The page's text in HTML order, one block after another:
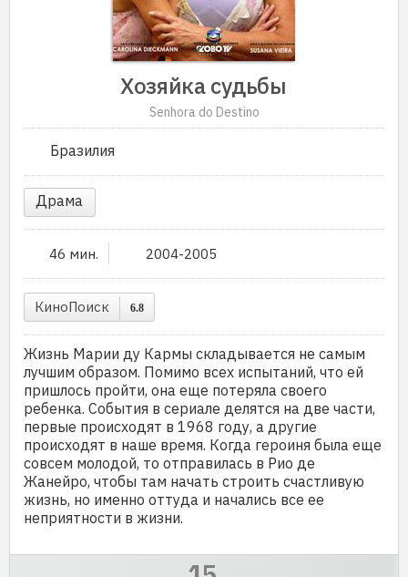
Хозяйка судьбы
Senhora do Destino
Бразилия
Драма
46 мин. 2004-2005
КиноПоиск 6.8
Жизнь Марии ду Кармы складывается не самым
лучшим образом. Помимо всех испытаний, что ей
пришлось пройти, она еще потеряла своего
ребенка. События в сериале делятся на две части,
первые происходят в 1968 году, а другие
происходят в наше время. Когда героиня была еще
совсем молодой, то отправилась в Рио де
Жанейро, чтобы там начать строить счастливую
жизнь, но именно оттуда и начались все ее
неприятности в жизни.